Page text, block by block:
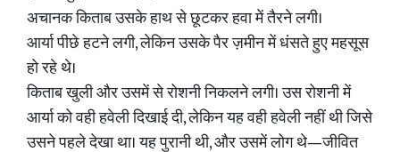
अचानक किताब उसके हाथ से छूटकर हवा में तैरने लगी।
आर्या पीछे हटने लगी, लेकिन उसके पैर ज़मीन में धंसते हुए महसूस
हो रहे थे।
किताब खुली और उसमें से रोशनी निकलने लगी। उस रोशनी में
आर्या को वही हवेली दिखाई दी, लेकिन यह वही हवेली नहीं थी जिसे
उसने पहले देखा था। यह पुरानी थी, और उसमें लोग थे—जीवित